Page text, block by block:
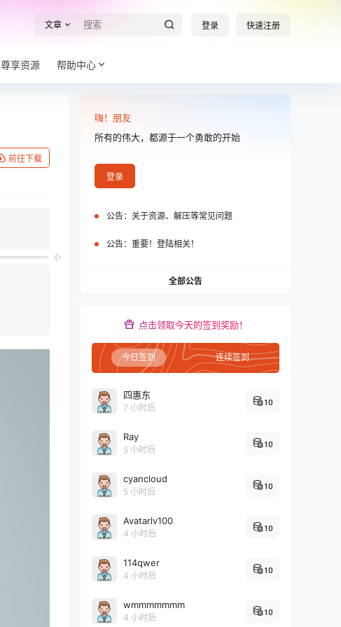
文章 登录 快速注册
尊享资源 帮助中心
前往下载
嗨！朋友
所有的伟大，都源于一个勇敢的开始
登录
公告： 关于资源、解压等常见问题
公告： 重要！登陆相关！
全部公告
点击领取今天的签到奖励！
今日签到 连续签到
四惠东
7 小时后
10
Ray
5 小时后
10
cyancloud
5 小时后
10
Avatarlv100
4 小时后
10
114qwer
4 小时后
10
wmmmmmmm
4 小时后
10